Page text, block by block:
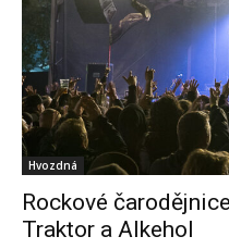
Hvozdná
Rockové
Traktor a Alkehol